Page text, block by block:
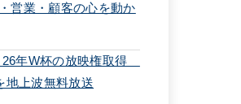
営業・顧客の心を動か
26年W杯の放映権取得
地上波無料放送